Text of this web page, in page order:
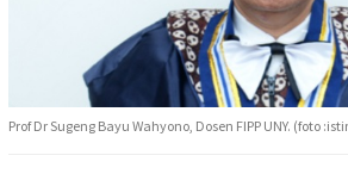
Prof Dr Sugeng Bayu Wahyono, Dosen FIPP UNY. (foto